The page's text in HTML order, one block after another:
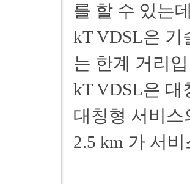
를 할 수 있는
kT VDSL은 기
는 한계 거리
kT VDSL은 대
대칭형 서비스
2.5 km 가 서